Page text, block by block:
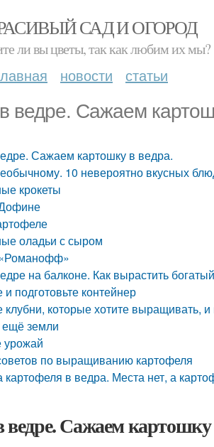
САД И ОГОРОД
ли вы цветы, так как любим их мы?
новости статьи
ведре. Сажаем
Сажаем картошку в ведра.
10 невероятно вкусных
крокеты
оладьи с сыром
на балконе. Как вырастить
подготовьте контейнер
которые хотите выращивать, и
ещё земли
урожай
по выращиванию картофеля
картофеля в ведра. Места нет, а
Сажаем картошку